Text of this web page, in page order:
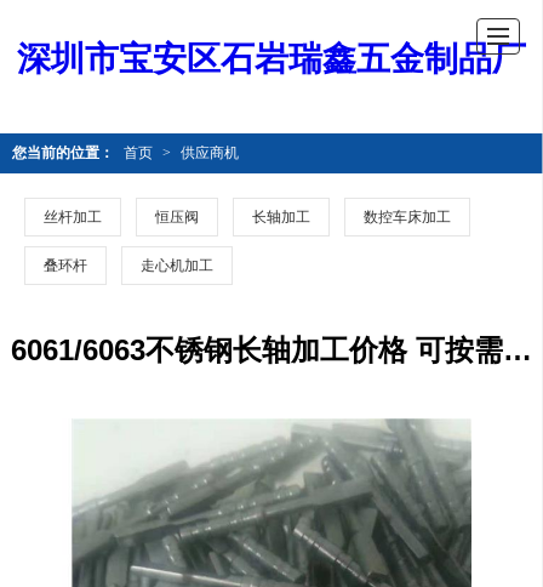
深圳市宝安区石岩瑞鑫五金制品厂
您当前的位置： 首页 > 供应商机
丝杆加工 恒压阀 长轴加工 数控车床加工
叠环杆 走心机加工
6061/6063不锈钢长轴加工价格 可按需求加工